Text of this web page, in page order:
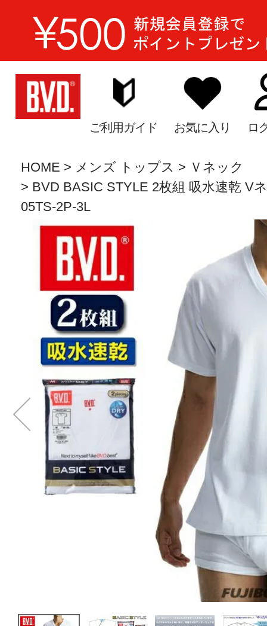
ご利用ガイド お気に入り ロ
HOME メンズ トップス
Ｖネック
BVD BASIC STYLE 2枚組 吸水速乾 V
05TS-2P-3L